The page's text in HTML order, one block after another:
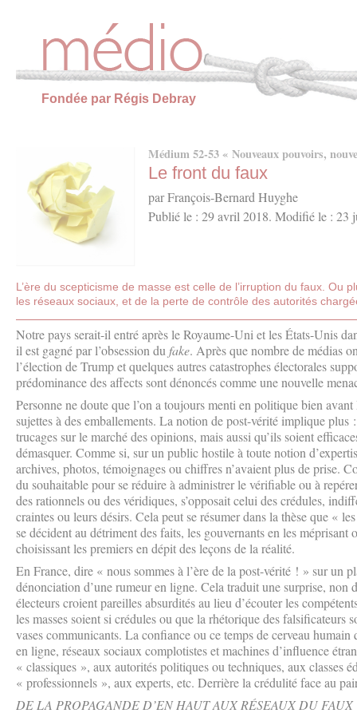
Fondée par Régis Debray
Médium 52-53 « Nouveaux pouvoirs,
Le front du faux
par François-Bernard Huyghe
Publié le : 29 avril 2018. Modifié le : 23
L’ère du scepticisme de masse est celle de l’irruption du faux. Ou
les réseaux sociaux, et de la perte de contrôle des autorités
Notre pays serait-il entré après le Royaume-Uni et les États-Unis
il est gagné par l’obsession du fake. Après que nombre de médias
l’élection de Trump et quelques autres catastrophes électorales
prédominance des affects sont dénoncés comme une nouvelle
Personne ne doute que l’on a toujours menti en politique bien
sujettes à des emballements. La notion de post-vérité implique plus
trucages sur le marché des opinions, mais aussi qu’ils soient
démasquer. Comme si, sur un public hostile à toute notion
archives, photos, témoignages ou chiffres n’avaient plus de prise.
du souhaitable pour se réduire à administrer le vérifiable ou à
des rationnels ou des véridiques, s’opposait celui des crédules,
craintes ou leurs désirs. Cela peut se résumer dans la thèse que «
se décident au détriment des faits, les gouvernants en les méprisant
choisissant les premiers en dépit des leçons de la réalité.
En France, dire « nous sommes à l’ère de la post-vérité ! » sur un
dénonciation d’une rumeur en ligne. Cela traduit une surprise, non
électeurs croient pareilles absurdités au lieu d’écouter les
les masses soient si crédules ou que la rhétorique des falsificateurs
vases communicants. La confiance ou ce temps de cerveau
en ligne, réseaux sociaux complotistes et machines d’influence
« classiques », aux autorités politiques ou techniques, aux classes
« professionnels », aux experts, etc. Derrière la crédulité face au
DE LA PROPAGANDE D’EN HAUT AUX RÉSEAUX DU FAUX